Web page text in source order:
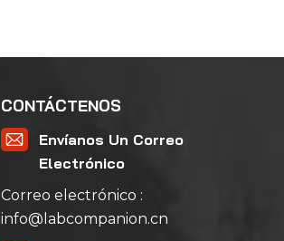
CONTÁCTENOS
Envíanos Un Correo
Electrónico
Correo electrónico :
info@labcompanion.cn